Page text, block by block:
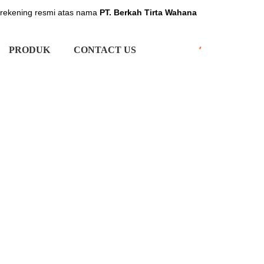
resmi atas nama PT. Berkah Tirta Wahana
PRODUK CONTACT US